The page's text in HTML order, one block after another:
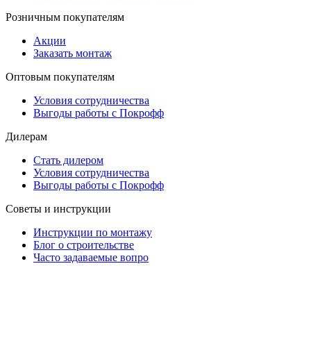
Розничным покупателям
Акции
Заказать монтаж
Оптовым покупателям
Условия сотрудничества
Выгоды работы с Покрофф
Дилерам
Стать дилером
Условия сотрудничества
Выгоды работы с Покрофф
Советы и инструкции
Инструкции по монтажу
Блог о строительстве
Часто задаваемые вопро